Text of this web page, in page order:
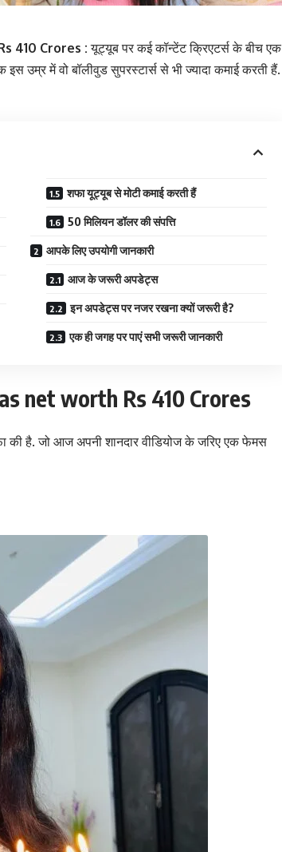
410 Crores : यूट्यूब पर कई कॉन्टेंट क्रिएटर्स के बीच एक
इस उम्र में वो बॉलीवुड सुपरस्टार्स से भी ज्यादा कमाई करती हैं.
शफा यूट्यूब से मोटी कमाई करती हैं
50 मिलियन डॉलर की संपत्ति
आपके लिए उपयोगी जानकारी
आज के जरूरी अपडेट्स
इन अपडेट्स पर नजर रखना क्यों जरूरी है?
एक ही जगह पर पाएं सभी जरूरी जानकारी
net worth Rs 410 Crores
की है. जो आज अपनी शानदार वीडियोज के जरिए एक फेमस